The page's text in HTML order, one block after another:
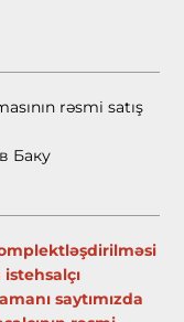
rəsmi satış
Баку
saytımızda